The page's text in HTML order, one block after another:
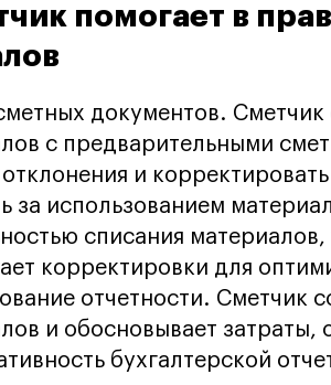
помогает в
документов. Сметчик
с предварительными
отклонения и
за использованием
списания
корректировки для
отчетности. Сметчик
и обосновывает затраты,
бухгалтерской